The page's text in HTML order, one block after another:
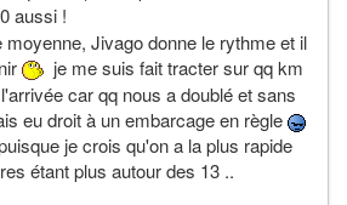
aussi !
moyenne, Jivago donne le rythme et il
je me suis fait tracter sur qq km
car qq nous a doublé et sans
eu droit à un embarcage en règle
je crois qu'on a la plus rapide
étant plus autour des 13 ..